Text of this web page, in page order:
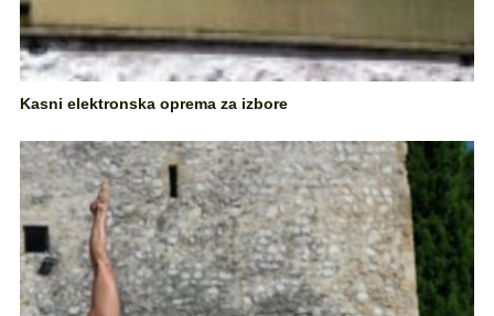
Kasni elektronska oprema za izbore